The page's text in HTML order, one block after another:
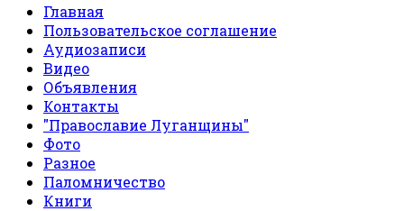
Главная
Пользовательское соглашение
Аудиозаписи
Видео
Объявления
Контакты
"Православие Луганщины"
Фото
Разное
Паломничество
Книги